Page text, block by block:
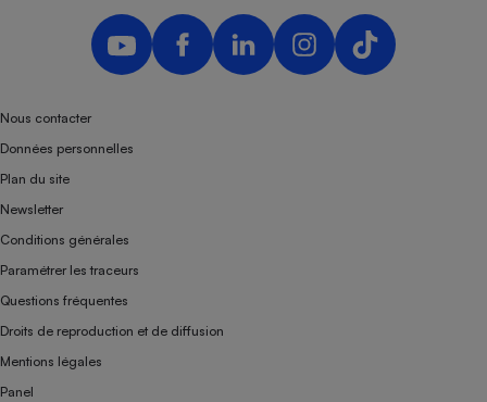
Nous contacter
Données personnelles
Plan du site
Newsletter
Conditions générales
Paramétrer les traceurs
Questions fréquentes
Droits de reproduction et de diffusion
Mentions légales
Panel